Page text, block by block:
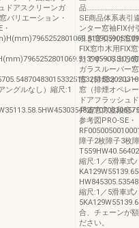
ドアスクリーンガ
バリエーション・
ングルなし）縮尺:1
品
SE商品体系表引
ンター窓袖FIX付
引き窓引分け窓
FIX窓巾木用FIX
たてすべり出し
ガラスルーバー
窓（排煙オペレ
窓（排煙オペレ
ドアフラッシュ
戸連窓方立段窓
参考図PRO-SE・
障子2枚障子3枚
縮尺:1／5滑車式
縮尺:1／5滑車式
合、チェーンが
ださい。